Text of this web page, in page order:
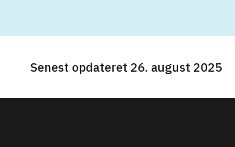
Senest opdateret 26. august 2025